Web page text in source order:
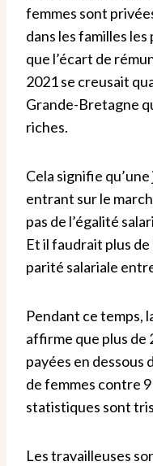
femmes sont
dans les familles les
que l’écart de
2021 se creusait
Grande-Bretagne
riches.
Cela signifie
entrant sur le
pas de l’égalité
Et il faudrait plus
parité salariale
Pendant ce temps,
affirme que plus de
payées en dessous
de femmes contre
statistiques sont
Les travailleuses